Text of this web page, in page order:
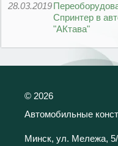
28.03.2019
Спринтер в
"АКтава"
© 2026
Автомобильные
Минск, ул. Мележа,